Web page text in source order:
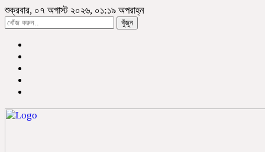
শুক্রবার, ০৭ অগাস্ট ২০২৬, ০১:১৯ অপরাহ্ন
খুঁজুন